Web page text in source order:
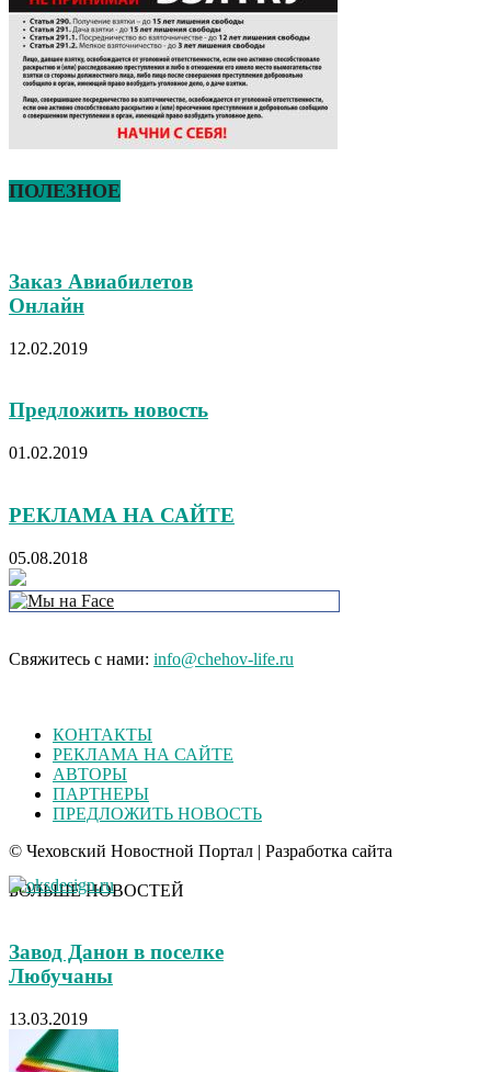
ПОЛЕЗНОЕ
Заказ Авиабилетов
Онлайн
12.02.2019
Предложить новость
01.02.2019
РЕКЛАМА НА САЙТЕ
05.08.2018
Свяжитесь с нами: info@chehov-life.ru
КОНТАКТЫ
РЕКЛАМА НА САЙТЕ
АВТОРЫ
ПАРТНЕРЫ
ПРЕДЛОЖИТЬ НОВОСТЬ
© Чеховский Новостной Портал | Разработка сайта
БОЛЬШЕ НОВОСТЕЙ
Завод Данон в поселке
Любучаны
13.03.2019